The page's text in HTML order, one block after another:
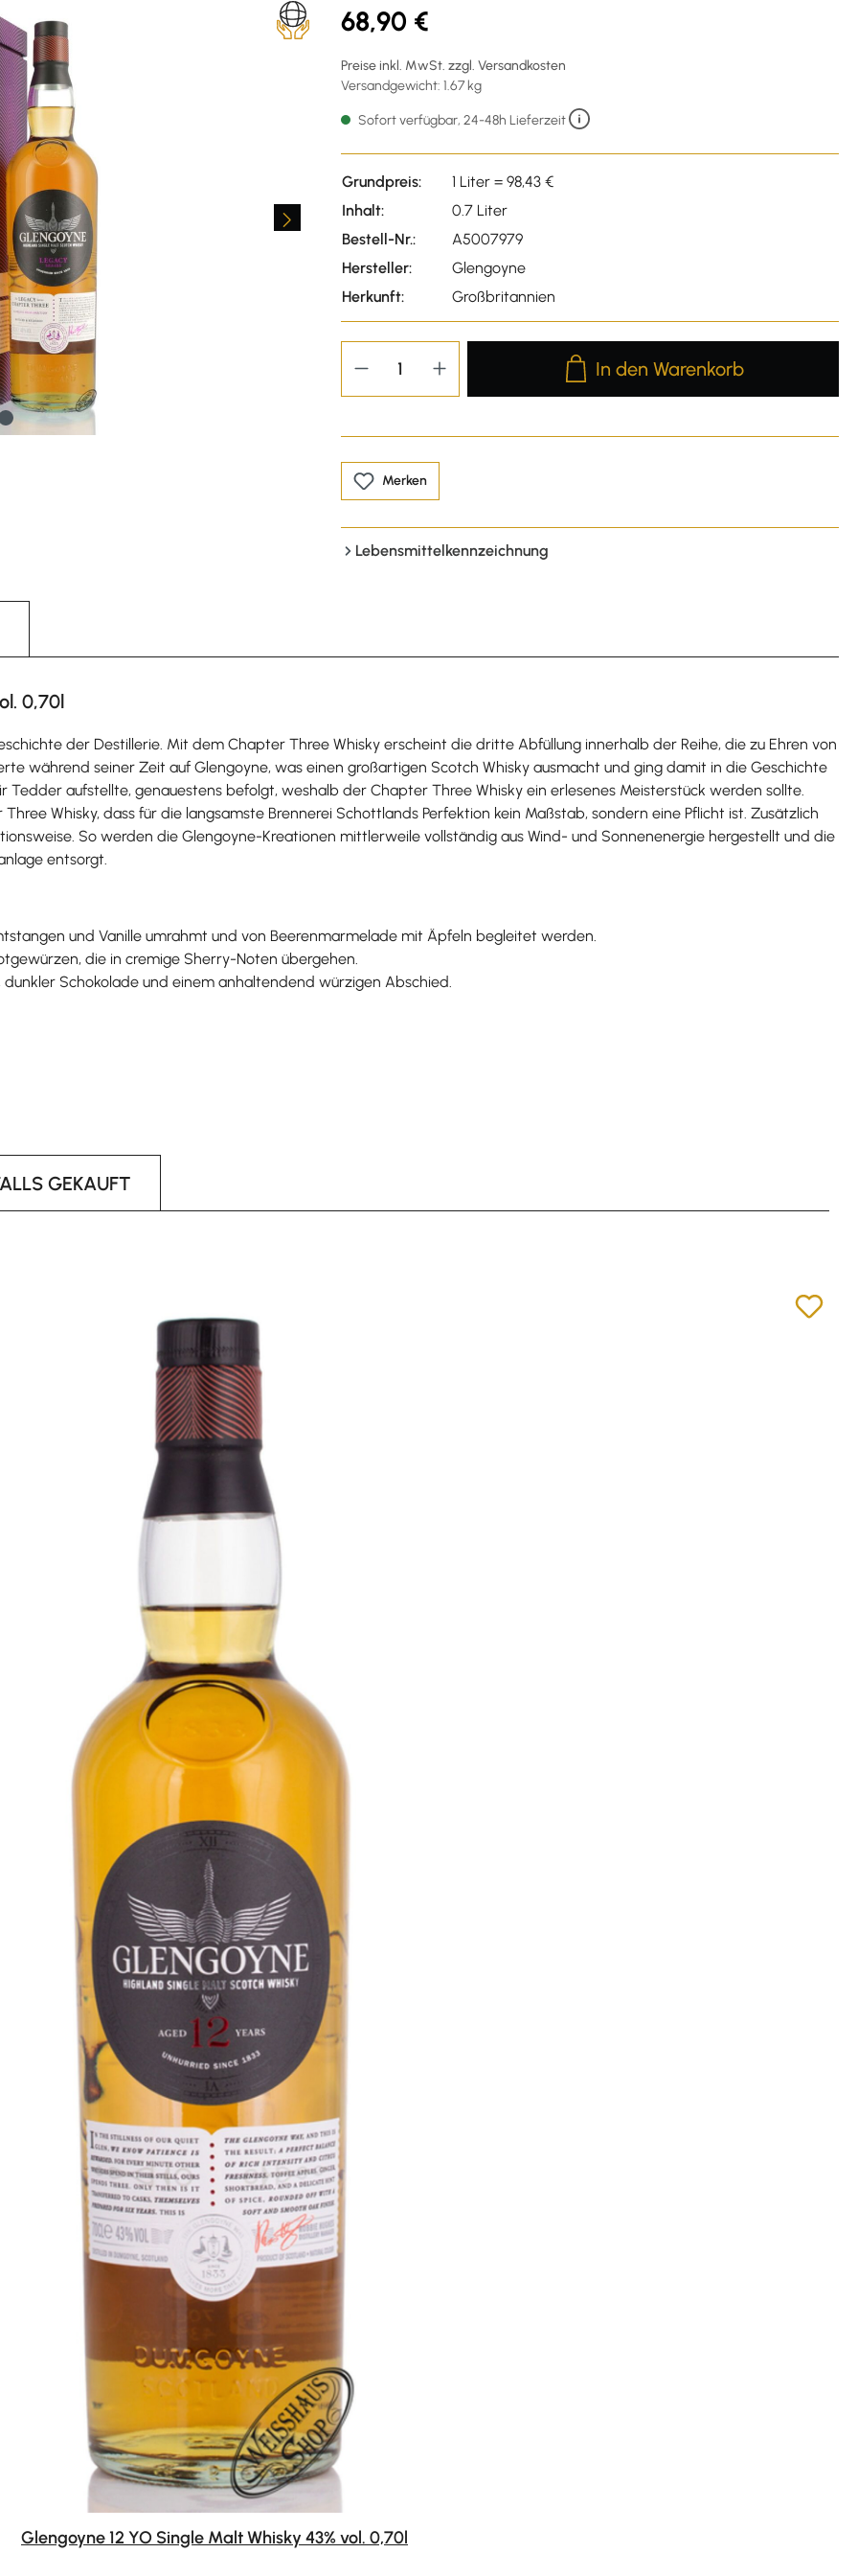
68,90 €
Preise inkl. MwSt. zzgl. Versandkosten
Versandgewicht: 1.67 kg
Sofort verfügbar, 24-48h Lieferzeit
Grundpreis:
1 Liter = 98,43 €
Inhalt:
0.7 Liter
Bestell-Nr.:
A5007979
Hersteller:
Glengoyne
Herkunft:
Großbritannien
Produkt Anzahl: Gib den
In den Warenkorb
Merken
Lebensmittelkennzeichnung
0,70l
der Destillerie. Mit dem Chapter Three Whisky erscheint die dritte Abfüllung innerhalb der Reihe, die zu Ehren von
während seiner Zeit auf Glengoyne, was einen großartigen Scotch Whisky ausmacht und ging damit in die Geschichte
Tedder aufstellte, genauestens befolgt, weshalb der Chapter Three Whisky ein erlesenes Meisterstück werden sollte.
Whisky, dass für die langsamste Brennerei Schottlands Perfektion kein Maßstab, sondern eine Pflicht ist. Zusätzlich
So werden die Glengoyne-Kreationen mittlerweile vollständig aus Wind- und Sonnenenergie hergestellt und die
entsorgt.
und Vanille umrahmt und von Beerenmarmelade mit Äpfeln begleitet werden.
die in cremige Sherry-Noten übergehen.
Schokolade und einem anhaltendend würzigen Abschied.
GEKAUFT
Glengoyne 12 YO Single Malt Whisky 43% vol. 0,70l